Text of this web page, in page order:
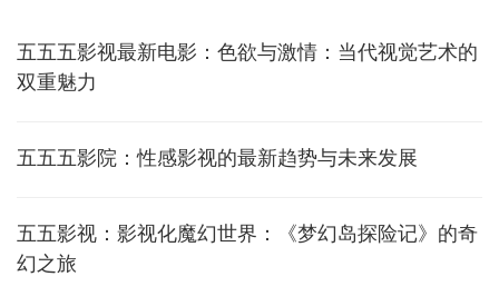
五五五影视最新电影：色欲与激情：当代视觉艺术的
双重魅力
五五五影院：性感影视的最新趋势与未来发展
五五影视：影视化魔幻世界：《梦幻岛探险记》的奇
幻之旅